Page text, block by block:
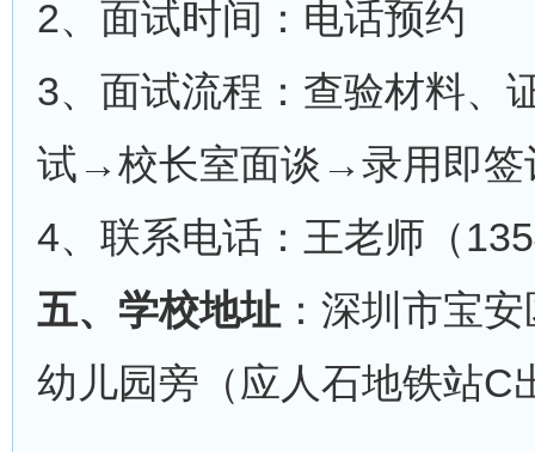
2、面试时间：电话预约
3、面试流程：查验材料
试→校长室面谈→录用即签
4、联系电话：王老师（
五、学校地址 ：深圳市宝
幼儿园旁（应人石地铁站C